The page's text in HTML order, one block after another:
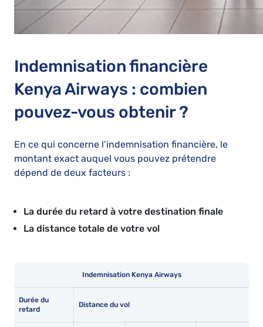
Indemnisation financière
Kenya Airways : combien
pouvez-vous obtenir ?
En ce qui concerne l’indemnisation financière, le
montant exact auquel vous pouvez prétendre
dépend de deux facteurs :
La durée du retard à votre destination finale
La distance totale de votre vol
Indemnisation Kenya Airways
Durée du
retard
Distance du vol